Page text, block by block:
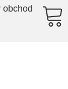
obchod